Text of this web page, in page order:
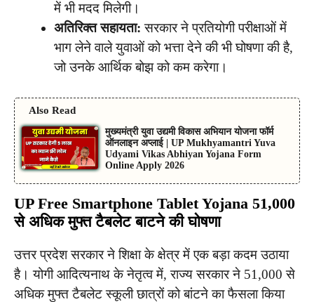
में भी मदद मिलेगी।
अतिरिक्त सहायता: सरकार ने प्रतियोगी परीक्षाओं में
भाग लेने वाले युवाओं को भत्ता देने की भी घोषणा की है,
जो उनके आर्थिक बोझ को कम करेगा।
Also Read
मुख्यमंत्री युवा उद्यमी विकास अभियान योजना फॉर्म
ऑनलाइन अप्लाई | UP Mukhyamantri Yuva
Udyami Vikas Abhiyan Yojana Form
Online Apply 2026
UP Free Smartphone Tablet Yojana 51,000
से अधिक मुफ्त टैबलेट बाटने की घोषणा
उत्तर प्रदेश सरकार ने शिक्षा के क्षेत्र में एक बड़ा कदम उठाया
है। योगी आदित्यनाथ के नेतृत्व में, राज्य सरकार ने 51,000 से
अधिक मुफ्त टैबलेट स्कूली छात्रों को बांटने का फैसला किया